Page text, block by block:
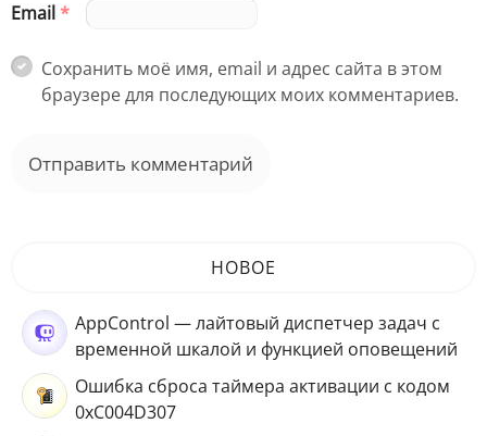
Email*
Сохранить моё имя, email и адрес сайта в этом
браузере для последующих моих комментариев.
НОВОЕ
AppControl — лайтовый диспетчер задач с
временной шкалой и функцией оповещений
Ошибка сброса таймера активации с кодом
0xC004D307